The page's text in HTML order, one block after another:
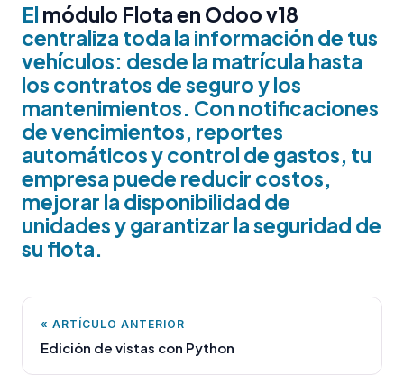
El módulo Flota en Odoo v18
centraliza toda la información de tus
vehículos: desde la matrícula hasta
los contratos de seguro y los
mantenimientos. Con notificaciones
de vencimientos, reportes
automáticos y control de gastos, tu
empresa puede reducir costos,
mejorar la disponibilidad de
unidades y garantizar la seguridad de
su flota.
« ARTÍCULO ANTERIOR
Edición de vistas con Python